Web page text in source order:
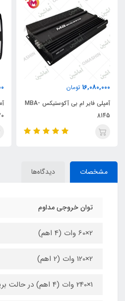
16,080,000 تومان
آمپلی فایر ام بی آکوستیکس MBA-
8145
مشخصات دیدگاه‌ها
توان خروجی مداوم
2×60 وات (4 اهم)
2×120 وات (2 اهم)
1×240 وات (4 اهم) در حالت بریج